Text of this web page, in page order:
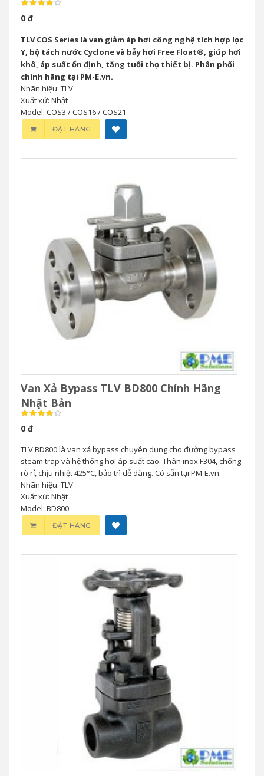
0 đ
TLV COS Series là van giảm áp hơi công nghệ tích hợp lọc
Y, bộ tách nước Cyclone và bẫy hơi Free Float®, giúp hơi
khô, áp suất ổn định, tăng tuổi thọ thiết bị. Phân phối
chính hãng tại PM-E.vn.
Nhãn hiệu: TLV
Xuất xứ: Nhật
Model: COS3 / COS16 / COS21
ĐẶT HÀNG
Van Xả Bypass TLV BD800 Chính Hãng
Nhật Bản
0 đ
TLV BD800 là van xả bypass chuyên dụng cho đường bypass
steam trap và hệ thống hơi áp suất cao. Thân inox F304, chống
rò rỉ, chịu nhiệt 425°C, bảo trì dễ dàng. Có sẵn tại PM-E.vn.
Nhãn hiệu: TLV
Xuất xứ: Nhật
Model: BD800
ĐẶT HÀNG